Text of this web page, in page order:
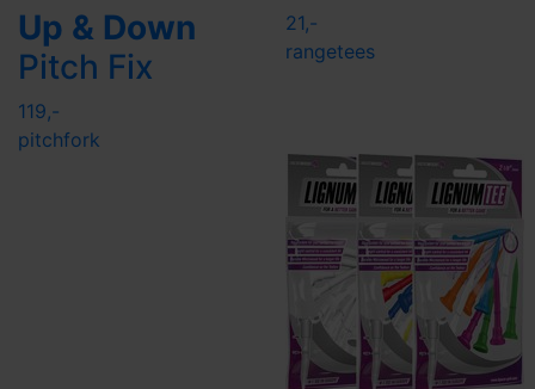
Up & Down
Pitch Fix
119,-
pitchfork
21,-
rangetees